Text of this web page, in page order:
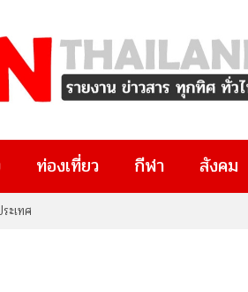
ท่องเที่ยว กีฬา สังคม